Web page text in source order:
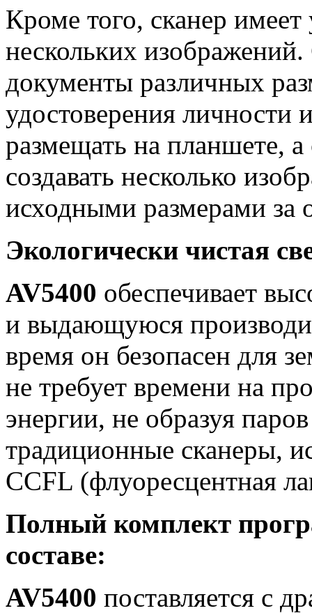
Кроме того, сканер
нескольких
документы различных
удостоверения личности
размещать на планшете,
создавать несколько
исходными размерами за
Экологически чистая
AV5400 обеспечивает
и выдающуюся
время он безопасен для
не требует времени на
энергии, не образуя
традиционные сканеры,
CCFL (флуоресцентная
Полный комплект
составе:
AV5400 поставляется с